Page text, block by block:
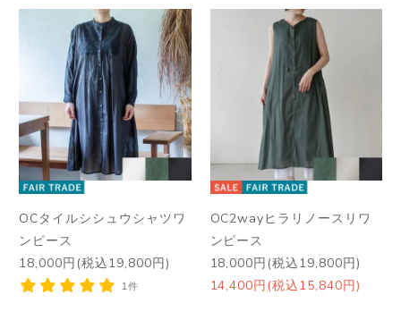
OCタイルシシュウシャツワ
ンピース
18,000円(税込19,800円)
1件
OC2wayヒラリノースリワ
ンピース
18,000円(税込19,800円)
14,400円(税込15,840円)